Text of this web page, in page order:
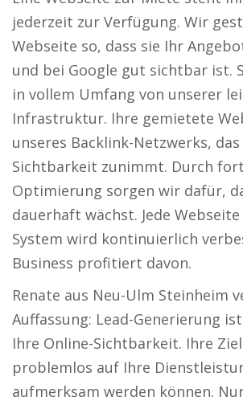
jederzeit zur Verfügung. Wir
Webseite so, dass sie Ihr
und bei Google gut sichtbar ist.
in vollem Umfang von unserer
Infrastruktur. Ihre gemietete
unseres Backlink-Netzwerks,
Sichtbarkeit zunimmt. Durch
Optimierung sorgen wir dafür,
dauerhaft wächst. Jede
System wird kontinuierlich
Business profitiert davon.
Renate aus Neu-Ulm Steinheim
Auffassung: Lead-Generierung
Ihre Online-Sichtbarkeit. Ihre
problemlos auf Ihre
aufmerksam werden können.